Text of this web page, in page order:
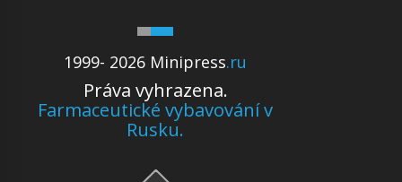
1999- 2026 Minipress.ru
Práva vyhrazena.
Farmaceutické vybavování v
Rusku.